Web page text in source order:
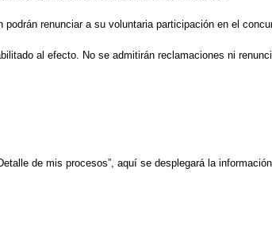
renunciar a su voluntaria participación en el
al efecto. No se admitirán reclamaciones ni
de mis procesos”, aquí se desplegará la